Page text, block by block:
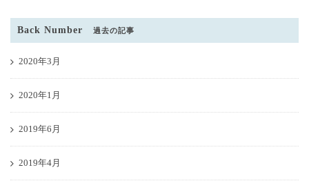
Back Number 過去の記事
2020年3月
2020年1月
2019年6月
2019年4月